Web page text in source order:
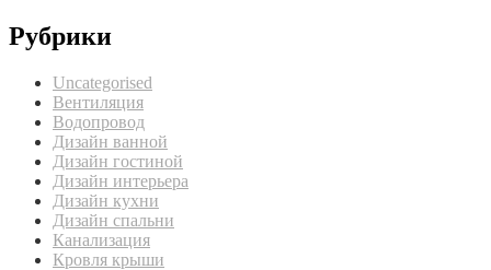
Рубрики
Uncategorised
Вентиляция
Водопровод
Дизайн ванной
Дизайн гостиной
Дизайн интерьера
Дизайн кухни
Дизайн спальни
Канализация
Кровля крыши